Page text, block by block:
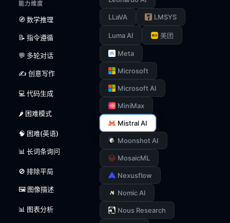
能力维度
🧭 数学推理
📝 指令遵循
💬 多轮对话
✍️ 创意写作
💻 代码生成
🌶️ 困难模式
🧠 困难(英语)
📊 长词条询问
🚫 排除平局
🖼️ 图像描述
📊 图表分析
LLaVA LMSYS
Luma AI 美团
Meta
Microsoft
Microsoft AI
MiniMax
Mistral AI
Moonshot AI
MosaicML
Nexusflow
Nomic AI
Nous Research